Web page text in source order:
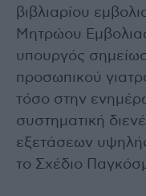
βιβλιαρίου
Μητρώου
υπουργός
προσωπικού
τόσο στην
συστηματική
εξετάσεων
το Σχέδιο